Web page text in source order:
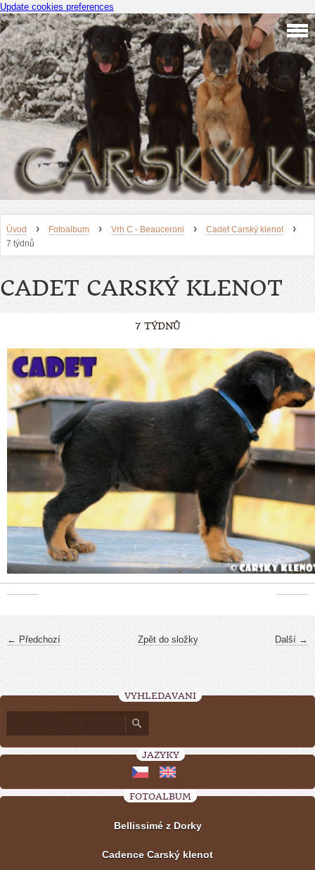
Update cookies preferences
Úvod › Fotoalbum › Vrh C - Beauceroni › Cadet Carský klenot ›
7 týdnů
CADET CARSKÝ KLENOT
7 TÝDNŮ
← Předchozí Další →
Zpět do složky
VYHLEDÁVÁNÍ
JAZYKY
FOTOALBUM
Bellissimé z Dorky
Cadence Carský klenot